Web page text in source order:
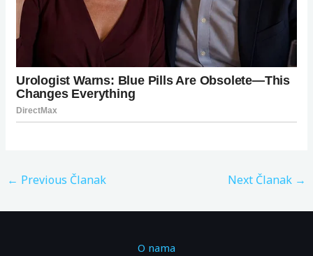
← Previous Članak Next Članak →
O nama